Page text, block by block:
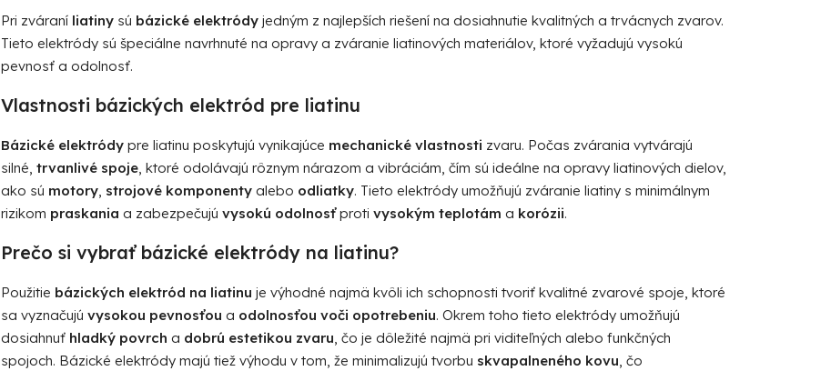
d
a
r
k
y
v
ý
p
s
u
Pri zváraní liatiny sú bázické elektródy jedným z najlepších riešení na dosiahnutie kvalitných a trvácnych zvarov.
Tieto elektródy sú špeciálne navrhnuté na opravy a zváranie liatinových materiálov, ktoré vyžadujú vysokú
pevnosť a odolnosť.
Vlastnosti bázických elektród pre liatinu
Bázické elektródy pre liatinu poskytujú vynikajúce mechanické vlastnosti zvaru. Počas zvárania vytvárajú
silné, trvanlivé spoje, ktoré odolávajú rôznym nárazom a vibráciám, čím sú ideálne na opravy liatinových dielov,
ako sú motory, strojové komponenty alebo odliatky. Tieto elektródy umožňujú zváranie liatiny s minimálnym
rizikom praskania a zabezpečujú vysokú odolnosťproti vysokým teplotám a korózii.
Prečo si vybrať bázické elektródy na liatinu?
Použitie bázických elektród na liatinu je výhodné najmä kvôli ich schopnosti tvoriť kvalitné zvarové spoje, ktoré
sa vyznačujú vysokou pevnosťou a odolnosťou voči opotrebeniu. Okrem toho tieto elektródy umožňujú
dosiahnuť hladký povrch a dobrú estetikou zvaru, čo je dôležité najmä pri viditeľných alebo funkčných
spojoch. Bázické elektródy majú tiež výhodu v tom, že minimalizujú tvorbu skvapalneného kovu, čo